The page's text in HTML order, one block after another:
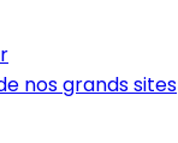
nos grands sites